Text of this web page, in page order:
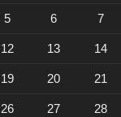
5 6 7
12 13 14
19 20 21
26 27 28